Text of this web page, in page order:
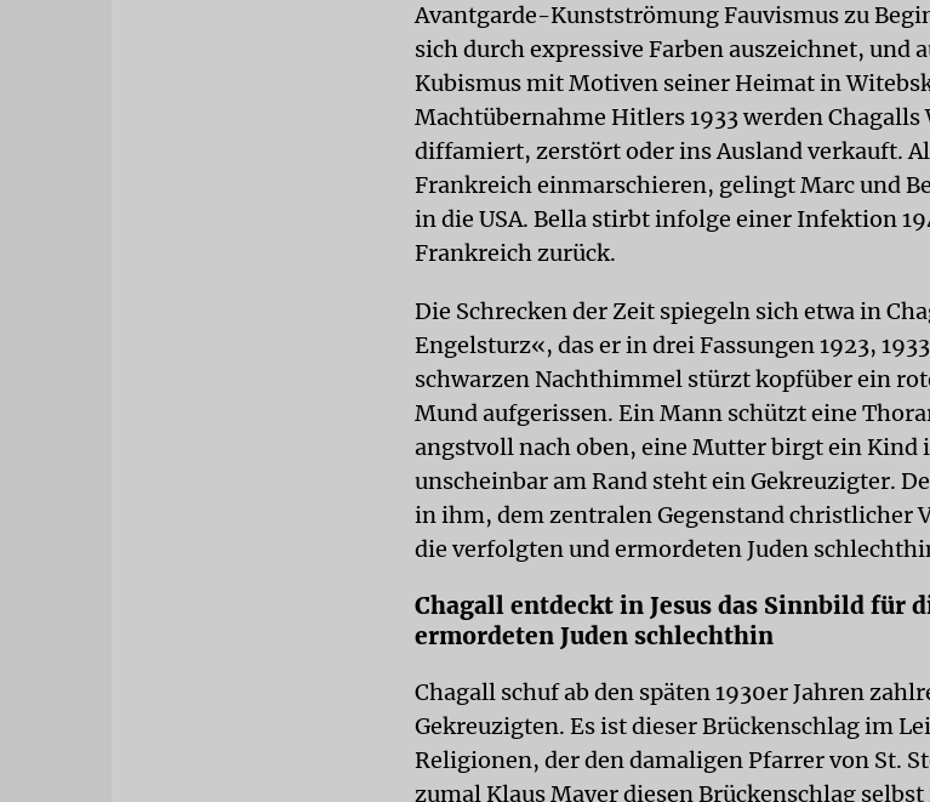
Avantgarde-Kunstströmung Fauvismus zu
sich durch expressive Farben auszeichnet, und
Kubismus mit Motiven seiner Heimat in
Machtübernahme Hitlers 1933 werden
diffamiert, zerstört oder ins Ausland verkauft.
Frankreich einmarschieren, gelingt Marc und
in die USA. Bella stirbt infolge einer Infektion
Frankreich zurück.
Die Schrecken der Zeit spiegeln sich etwa in
Engelsturz«, das er in drei Fassungen 1923,
schwarzen Nachthimmel stürzt kopfüber ein
Mund aufgerissen. Ein Mann schützt eine
angstvoll nach oben, eine Mutter birgt ein Kind
unscheinbar am Rand steht ein Gekreuzigter.
in ihm, dem zentralen Gegenstand christlicher
die verfolgten und ermordeten Juden
Chagall entdeckt in Jesus das Sinnbild für
ermordeten Juden schlechthin
Chagall schuf ab den späten 1930er Jahren
Gekreuzigten. Es ist dieser Brückenschlag im
Religionen, der den damaligen Pfarrer von St.
zumal Klaus Mayer diesen Brückenschlag